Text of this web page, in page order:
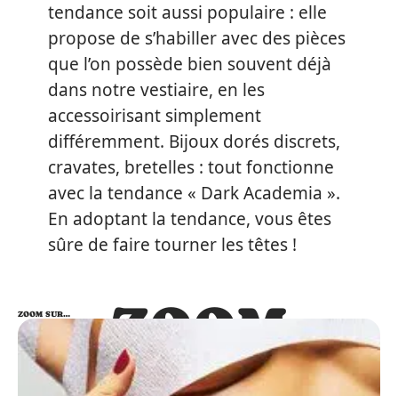
tendance soit aussi populaire : elle
propose de s’habiller avec des pièces
que l’on possède bien souvent déjà
dans notre vestiaire, en les
accessoirisant simplement
différemment. Bijoux dorés discrets,
cravates, bretelles : tout fonctionne
avec la tendance « Dark Academia ».
En adoptant la tendance, vous êtes
sûre de faire tourner les têtes !
ZOOM
SUR…
ZOOM SUR…